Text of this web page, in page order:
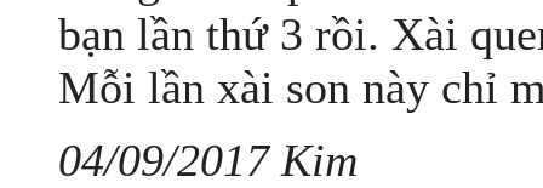
bạn lần thứ 3 rồi. Xài
Mỗi lần xài son này chỉ
04/09/2017 Kim